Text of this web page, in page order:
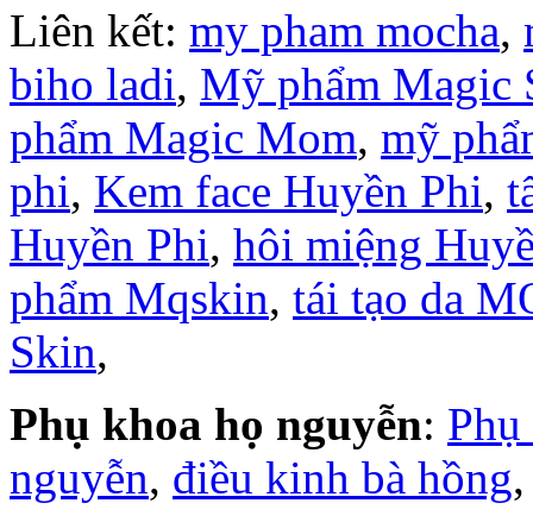
Liên kết: my pham mocha,
biho ladi, Mỹ phẩm Magic
phẩm Magic Mom, mỹ
phi, Kem face Huyền Phi,
Huyền Phi, hôi miệng
phẩm Mqskin, tái tạo da
Skin,
Phụ khoa họ nguyễn:
nguyễn, điều kinh bà hồng